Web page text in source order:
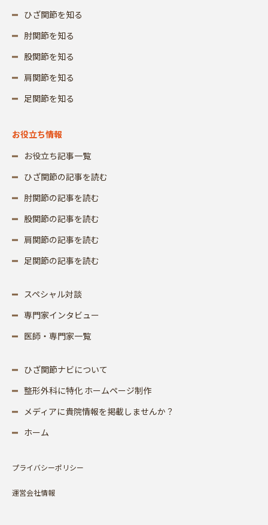
ひざ関節を知る
肘関節を知る
股関節を知る
肩関節を知る
足関節を知る
お役立ち情報
お役立ち記事一覧
ひざ関節の記事を読む
肘関節の記事を読む
股関節の記事を読む
肩関節の記事を読む
足関節の記事を読む
スペシャル対談
専門家インタビュー
医師・専門家一覧
ひざ関節ナビについて
整形外科に特化 ホームページ制作
メディアに貴院情報を掲載しませんか？
ホーム
プライバシーポリシー
運営会社情報